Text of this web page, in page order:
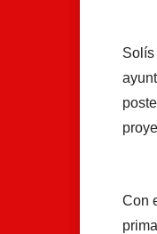
Solís
Con